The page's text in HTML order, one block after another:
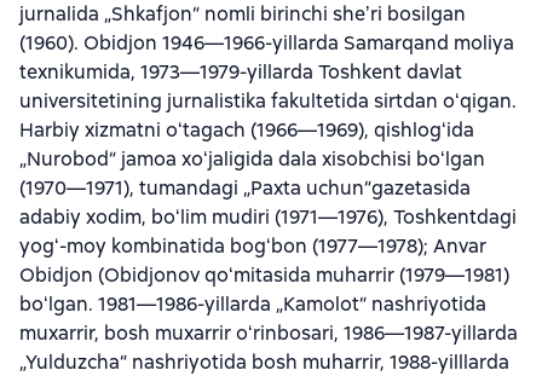
jurnalida „Shkafjon“ nomli birinchi sheʼri bosilgan
(1960). Obidjon 1946—1966-yillarda Samarqand moliya
texnikumida, 1973—1979-yillarda Toshkent davlat
universitetining jurnalistika fakultetida sirtdan oʻqigan.
Harbiy xizmatni oʻtagach (1966—1969), qishlogʻida
„Nurobod“ jamoa xoʻjaligida dala xisobchisi boʻlgan
(1970—1971), tumandagi „Paxta uchun“gazetasida
adabiy xodim, boʻlim mudiri (1971—1976), Toshkentdagi
yogʻ-moy kombinatida bogʻbon (1977—1978); Anvar
Obidjon (Obidjonov qoʻmitasida muharrir (1979—1981)
boʻlgan. 1981—1986-yillarda „Kamolot“ nashriyotida
muxarrir, bosh muxarrir oʻrinbosari, 1986—1987-yillarda
„Yulduzcha“ nashriyotida bosh muharrir, 1988-yilllarda